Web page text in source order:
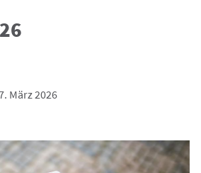
März 2026